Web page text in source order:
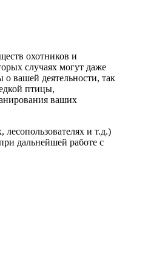
охотников и
случаях могут даже
вашей деятельности, так
птицы,
ваших
лесопользователях и т.д.)
дальнейшей работе с